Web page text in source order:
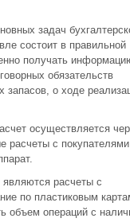
задач
состоит в правильной
получать
обязательств
запасов, о ходе
осуществляется
расчеты с покупателями
расчеты с
по пластиковым
объем операций с